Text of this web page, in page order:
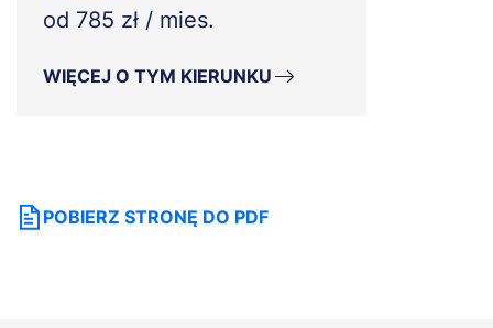
od 785 zł / mies.
WIĘCEJ O TYM KIERUNKU
POBIERZ STRONĘ DO PDF